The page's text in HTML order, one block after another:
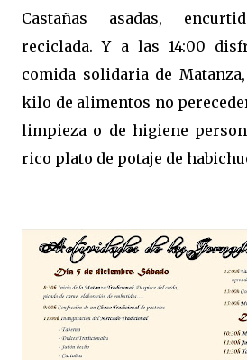
Castañas asadas,
reciclada. Y a las 14:00
comida solidaria de
kilo de alimentos no
limpieza o de higiene
rico plato de potaje de